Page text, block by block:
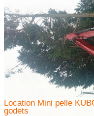
Location Mini pelle
godets